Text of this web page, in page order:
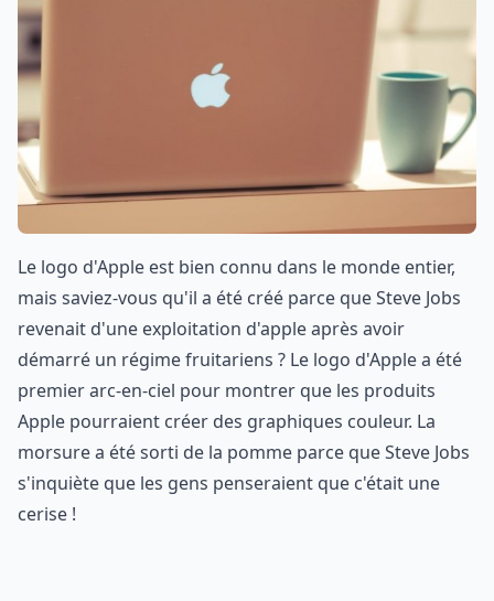
Le logo d'Apple est bien connu dans le monde entier,
mais saviez-vous qu'il a été créé parce que Steve Jobs
revenait d'une exploitation d'apple après avoir
démarré un régime fruitariens ? Le logo d'Apple a été
premier arc-en-ciel pour montrer que les produits
Apple pourraient créer des graphiques couleur. La
morsure a été sorti de la pomme parce que Steve Jobs
s'inquiète que les gens penseraient que c'était une
cerise !